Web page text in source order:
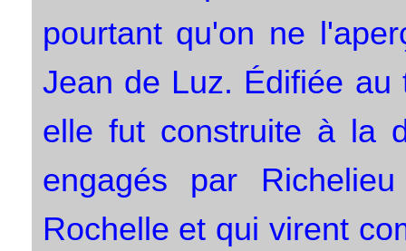
pourtant qu'on ne
Jean de Luz. Édifiée
elle fut construite à la
engagés par
Rochelle et qui virent